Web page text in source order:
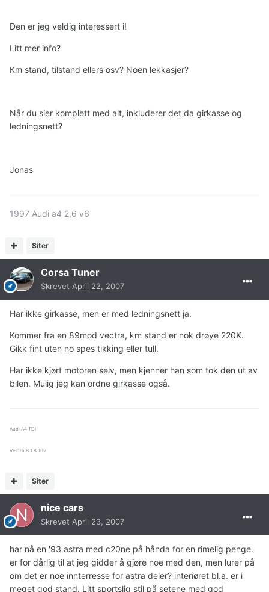
Den er jeg veldig interessert i!
Litt mer info?
Km stand, tilstand ellers osv? Noen lekkasjer?
Når du sier komplett med alt, inkluderer det da girkasse og
ledningsnett?
Jonas
Siter
1997 Audi a4 2,6 v6
Corsa Tuner
Skrevet April 22, 2007
Har ikke girkasse, men er med ledningsnett ja.
Kommer fra en 89mod vectra, km stand er nok drøye 220K.
Gikk fint uten no spes tikking eller tull.
Har ikke kjørt motoren selv, men kjenner han som tok den ut av
bilen. Mulig jeg kan ordne girkasse også.
Siter
Audi A4 TDI
Vectra B 1.8 16v
nice cars
Skrevet April 23, 2007
har nå en '93 astra med c20ne på hånda for en rimelig penge.
er for dårlig til at jeg gidder å gjøre noe med den, men lurer på
om det er noe innterresse for astra deler? interiøret bl.a. er i
meget god stand. Litt sportslig stil på setene med god